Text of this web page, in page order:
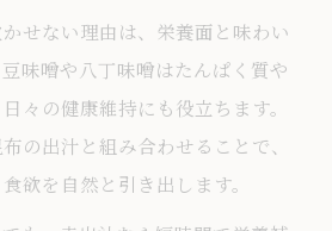
せない理由は、栄養面と味わい
味噌や八丁味噌はたんぱく質や
々の健康維持にも役立ちます。
の出汁と組み合わせることで、
欲を自然と引き出します。